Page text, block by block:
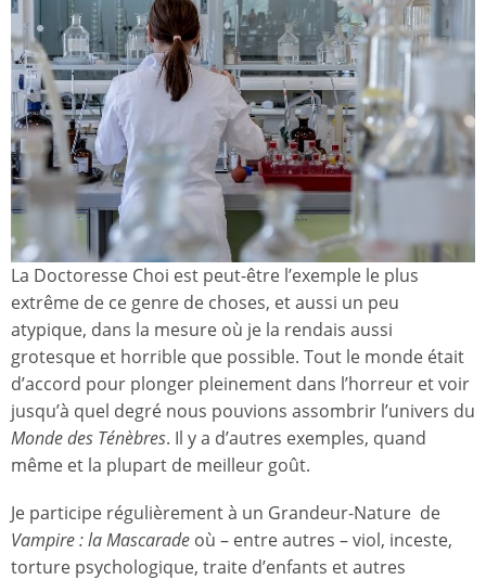
La Doctoresse Choi est peut-être l’exemple le plus
extrême de ce genre de choses, et aussi un peu
atypique, dans la mesure où je la rendais aussi
grotesque et horrible que possible. Tout le monde était
d’accord pour plonger pleinement dans l’horreur et voir
jusqu’à quel degré nous pouvions assombrir l’univers du
Monde des Ténèbres. Il y a d’autres exemples, quand
même et la plupart de meilleur goût.
Je participe régulièrement à un Grandeur-Nature de
Vampire : la Mascarade où – entre autres – viol, inceste,
torture psychologique, traite d’enfants et autres